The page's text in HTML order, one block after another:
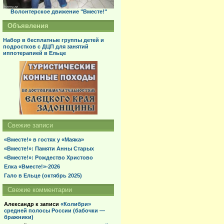
Волонтерское движение "Вместе!"
Объявления
Набор в бесплатные группы детей и
подростков с ДЦП для занятий
иппотерапией в Ельце
Свежие записи
«Вместе!» в гостях у «Маяка»
«Вместе!»: Памяти Анны Старых
«Вместе!»: Рождество Христово
Елка «Вместе!»-2026
Гало в Ельце (октябрь 2025)
Свежие комментарии
Александр к записи «Колибри»
средней полосы России (бабочки —
бражники)